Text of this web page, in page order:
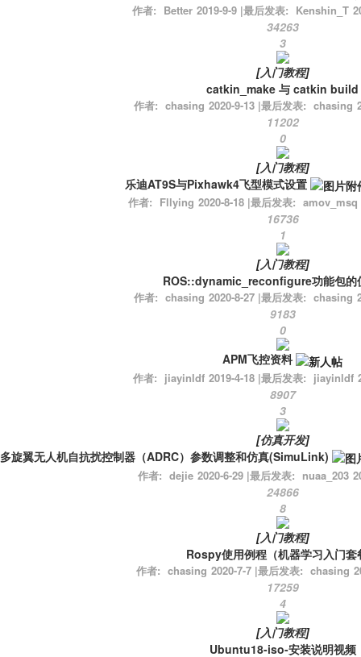
作者: Better 2019-9-9 |最后发表: Kenshin_T
34263
3
[入门教程]
catkin_make 与 catkin build
作者: chasing 2020-9-13 |最后发表: chasing
11202
0
[入门教程]
乐迪AT9S与Pixhawk4飞型模式设置
作者: Fllying 2020-8-18 |最后发表: amov_msq
16736
1
[入门教程]
ROS::dynamic_reconfigure功能包的
作者: chasing 2020-8-27 |最后发表: chasing
9183
0
APM飞控资料
作者: jiayinldf 2019-4-18 |最后发表: jiayinldf
8907
3
[仿真开发]
多旋翼无人机自抗扰控制器（ADRC）参数调整和仿真(SimuLink)
作者: dejie 2020-6-29 |最后发表: nuaa_203
24866
8
[入门教程]
Rospy使用例程（机器学习入门套
作者: chasing 2020-7-7 |最后发表: chasing
17259
4
[入门教程]
Ubuntu18-iso-安装说明视频